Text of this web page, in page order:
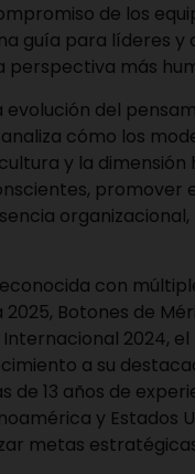
de los
guía para líderes
perspectiva más
evolución del
cómo los
y la
con
2025, Botones de
2024,
a su
de 13 años de
y Estados
metas